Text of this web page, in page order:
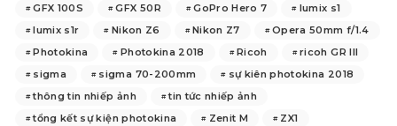
GFX 100S
GFX 50R GoPro Hero 7
lumix s1
lumix s1r
Nikon Z6 Nikon Z7
Opera 50mm f/1.4
Photokina
Photokina 2018 Ricoh
ricoh GR III
sigma
sigma 70-200mm
sự kiên photokina 2018
thông tin nhiếp ảnh
tin tức nhiếp ảnh
tổng kết sự kiện photokina
Zenit M ZX1